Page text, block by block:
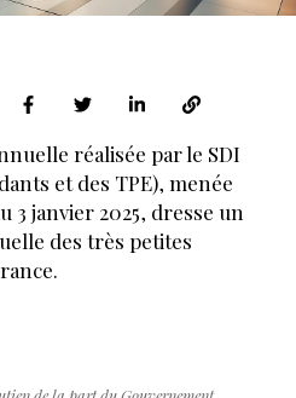
réalisée par le SDI
et des TPE), menée
3 janvier 2025, dresse un
des très petites